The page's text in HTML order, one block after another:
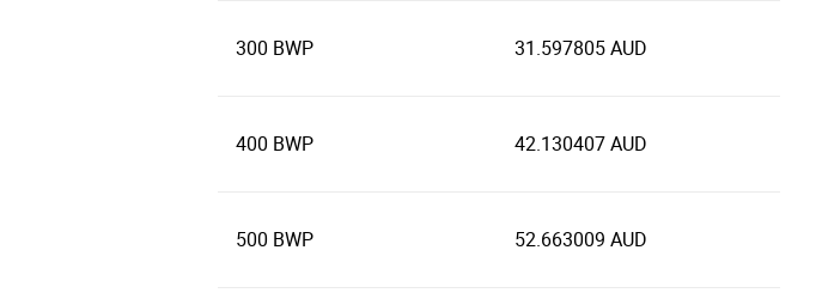
300 BWP 31.597805 AUD
400 BWP 42.130407 AUD
500 BWP 52.663009 AUD